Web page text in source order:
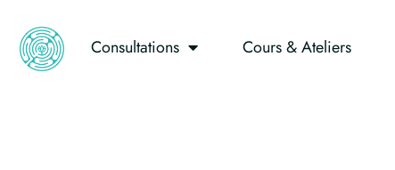
Consultations Cours & Ateliers